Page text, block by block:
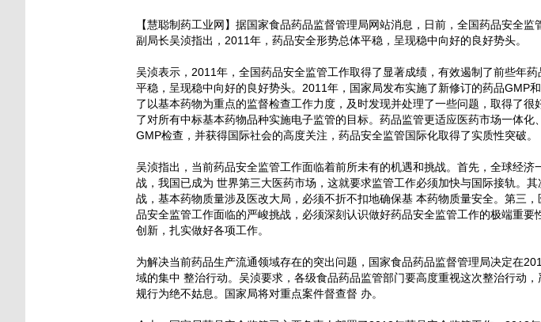
【慧聪制药工业网】据国家食品药品监督管理局网站消息，日前，全国药品安全
副局长吴浈指出，2011年，药品安全形势总体平稳，呈现稳中向好的良好势头。
吴浈表示，2011年，全国药品安全监管工作取得了显著成绩，有效遏制了前些年
平稳，呈现稳中向好的良好势头。2011年，国家局发布实施了新修订的药品GMP
了以基本药物为重点的监督检查工作力度，及时发现并处理了一些问题，取得了
了对所有中标基本药物品种实施电子监管的目标。药品监管更适应医药市场一体
GMP检查，并获得国际社会的高度关注，药品安全监管国际化取得了实质性突破。
吴浈指出，当前药品安全监管工作面临着前所未有的机遇和挑战。首先，全球经
战，我国已成为 世界第三大医药市场，这就要求监管工作必须加快与国际接轨。
战，基本药物质量涉及医改大局，必须不折不扣地确保基 本药物质量安全。第三
品安全监管工作面临的严峻挑战，必须深刻认识做好药品安全监管工作的极端重
创新，扎实做好各项工作。
为解决当前药品生产流通领域存在的突出问题，国家食品药品监督管理局决定在
域的集中 整治行动。吴浈要求，各级食品药品监管部门要高度重视这次整治行动
规行为绝不姑息。国家局将对重点案件督查督 办。